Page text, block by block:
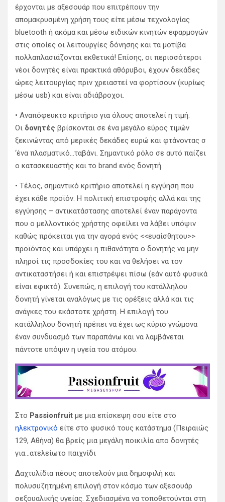
έρχονται με αξεσουάρ που επιτρέπουν την
απομακρυσμένη χρήση τους είτε μέσω τεχνολογίας
bluetooth ή ακόμα και μέσω ειδικών κινητών εφαρμογών
στις οποίες οι λειτουργίες δόνησης και τα μοτίβα
πολλαπλασιάζονται εκθετικά! Επίσης, οι περισσότεροι
νέοι δονητές είναι πρακτικά αθόρυβοι, έχουν δεκάδες
ώρες λειτουργίας πριν χρειαστεί να φορτίσουν (κυρίως
μέσω usb) και είναι αδιάβροχοι.
• Αναπόφευκτο κριτήριο για όλους αποτελεί η τιμή.
Οι δονητές βρίσκονται σε ένα μεγάλο εύρος τιμών
ξεκινώντας από μερικές δεκάδες ευρώ και φτάνοντας σ
‘ένα πλασματικό…ταβάνι. Σημαντικό ρόλο σε αυτό παίζει
ο κατασκευαστής και το brand ενός δονητή.
• Τέλος, σημαντικό κριτήριο αποτελεί η εγγύηση που
έχει κάθε προϊόν. Η πολιτική επιστροφής αλλά και της
εγγύησης – αντικατάστασης αποτελεί έναν παράγοντα
που ο μελλοντικός χρήστης οφείλει να λάβει υπόψιν
καθώς πρόκειται για την αγορά ενός <<ευαίσθητου>>
προϊόντος και υπάρχει η πιθανότητα ο δονητής να μην
πληροί τις προσδοκίες του και να θελήσει να τον
αντικαταστήσει ή και επιστρέψει πίσω (εάν αυτό φυσικά
είναι εφικτό). Συνεπώς, η επιλογή του κατάλληλου
δονητή γίνεται αναλόγως με τις ορέξεις αλλά και τις
ανάγκες του εκάστοτε χρήστη. Η επιλογή του
κατάλληλου δονητή πρέπει να έχει ως κύριο γνώμονα
έναν συνδυασμό των παραπάνω και να λαμβάνεται
πάντοτε υπόψιν η υγεία του ατόμου.
Στο Passionfruit με μια επίσκεψη σου είτε στο
ηλεκτρονικό είτε στο φυσικό τους κατάστημα (Πειραιώς
129, Αθήνα) θα βρείς μια μεγάλη ποικιλία απο δονητές
για…ατελείωτο παιχνίδι
Δαχτυλίδια πέους αποτελούν μια δημοφιλή και
πολυσυζητημένη επιλογή στον κόσμο των αξεσουάρ
σεξουαλικής υγείας. Σχεδιασμένα να τοποθετούνται στη